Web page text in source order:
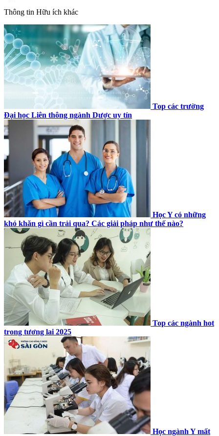
Thông tin Hữu ích khác
Top các trường
Đại học Liên thông ngành Dược uy tín
Học Y có những
khó khăn gì cần trải qua? Các giải pháp như thế nào?
Top các ngành hot
trong tương lai 2025
Học ngành Y mất